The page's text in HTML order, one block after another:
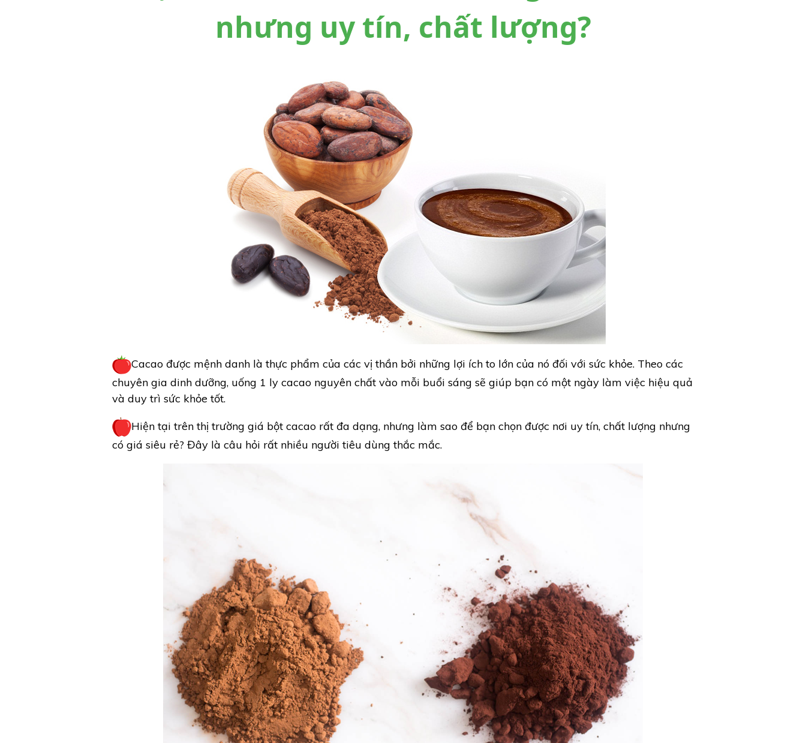
nhưng uy tín, chất lượng?
Cacao được mệnh danh là thực phẩm của các vị thần bởi những lợi ích to lớn của nó đối với sức khỏe. Theo các
chuyên gia dinh dưỡng, uống 1 ly cacao nguyên chất vào mỗi buổi sáng sẽ giúp bạn có một ngày làm việc hiệu quả
và duy trì sức khỏe tốt.
Hiện tại trên thị trường giá bột cacao rất đa dạng, nhưng làm sao để bạn chọn được nơi uy tín, chất lượng nhưng
có giá siêu rẻ? Đây là câu hỏi rất nhiều người tiêu dùng thắc mắc.